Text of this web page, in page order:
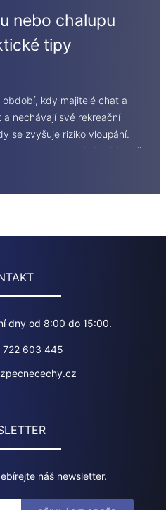
nebo chalupu
tipy
kdy majitelé chat a
nechávají své rekreační
se zvyšuje riziko vloupání.
jsou v tomto období denně
Klidná, méně
dny od 8:00 do 15:00.
722 603 445
náš newsletter.